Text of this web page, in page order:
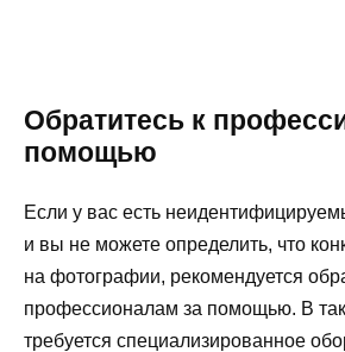
Обратитесь к
помощью
Если у вас есть
и вы не можете определить, что
на фотографии, рекомендуется
профессионалам за помощью. В
требуется специализированное